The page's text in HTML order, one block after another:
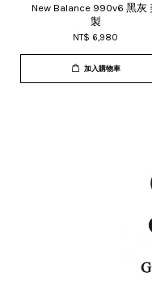
New Balance 990v6 黑灰
製
NT$ 6,980
加入購物車